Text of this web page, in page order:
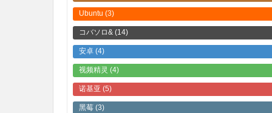
Ubuntu (3)
コバソロ& (14)
安卓 (4)
视频精灵 (4)
诺基亚 (5)
黑莓 (3)